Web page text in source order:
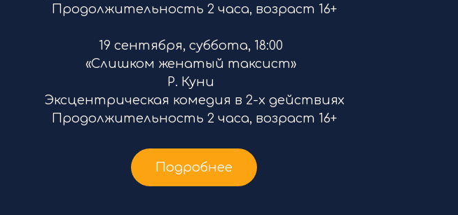
Продолжительность 2 часа, возраст 16+
19 сентября, суббота, 18:00
«Слишком женатый таксист»
Р. Куни
Эксцентрическая комедия в 2-х действиях
Продолжительность 2 часа, возраст 16+
Подробнее